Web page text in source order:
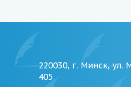
220030, г. Минск, ул.
405